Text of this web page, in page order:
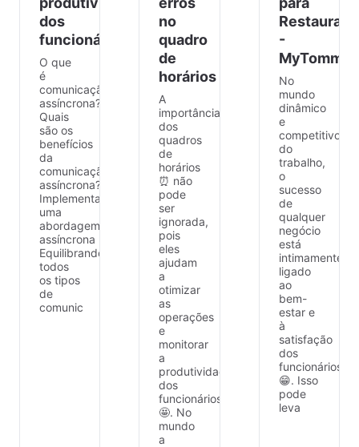
dos
funcionários
O que
é
comunicação
assíncrona?
Quais
são os
benefícios
da
comunicação
assíncrona?
Implementando
uma
abordagem
assíncrona
Equilibrando
todos
os tipos
de
comunic
no
quadro
de
horários
A
importância
dos
quadros
de
horários
⏰ não
pode
ser
ignorada,
pois
eles
ajudam
a
otimizar
as
operações
e
monitorar
a
produtividade
dos
funcionários
🤩. No
mundo
a
-
No
mundo
dinâmico
e
competitivo
do
trabalho,
o
sucesso
de
qualquer
negócio
está
intimamente
ligado
ao
bem-
estar e
à
satisfação
dos
funcionários
😁. Isso
pode
leva